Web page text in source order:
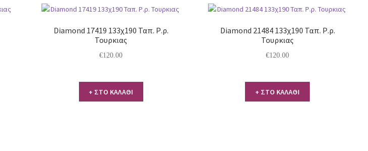
Diamond 17419 133χ190 Ταπ. Ρ.ρ.
Τουρκιας
€120.00
+ ΣΤΟ ΚΑΛΑΘΙ
Diamond 21484 133χ190 Ταπ. Ρ.ρ.
Τουρκιας
€120.00
+ ΣΤΟ ΚΑΛΑΘΙ